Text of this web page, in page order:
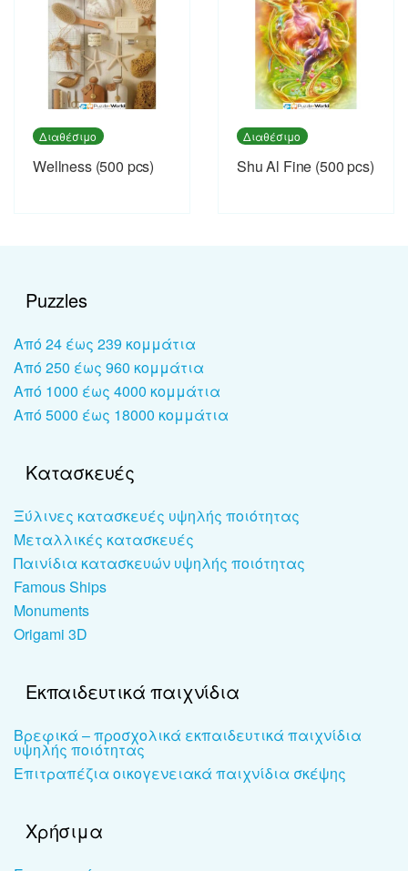
Διαθέσιμο
Wellness (500 pcs)
Διαθέσιμο
Shu Al Fine (500 pcs)
Puzzles
Από 24 έως 239 κομμάτια
Από 250 έως 960 κομμάτια
Από 1000 έως 4000 κομμάτια
Από 5000 έως 18000 κομμάτια
Κατασκευές
Ξύλινες κατασκευές υψηλής ποιότητας
Μεταλλικές κατασκευές
Παινίδια κατασκευών υψηλής ποιότητας
Famous Ships
Monuments
Origami 3D
Εκπαιδευτικά παιχνίδια
Βρεφικά – προσχολικά εκπαιδευτικά παιχνίδια
υψηλής ποιότητας
Επιτραπέζια οικογενειακά παιχνίδια σκέψης
Χρήσιμα